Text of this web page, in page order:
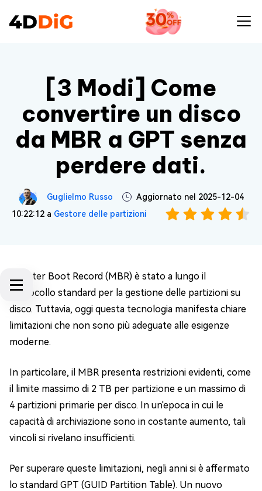
[3 Modi] Come
convertire un disco
da MBR a GPT senza
perdere dati.
Guglielmo Russo
Aggiornato nel 2025-12-04
10:22:12 a Gestore delle partizioni
l Master Boot Record (MBR) è stato a lungo il
protocollo standard per la gestione delle partizioni su
disco. Tuttavia, oggi questa tecnologia manifesta chiare
limitazioni che non sono più adeguate alle esigenze
moderne.
In particolare, il MBR presenta restrizioni evidenti, come
il limite massimo di 2 TB per partizione e un massimo di
4 partizioni primarie per disco. In un'epoca in cui le
capacità di archiviazione sono in costante aumento, tali
vincoli si rivelano insufficienti.
Per superare queste limitazioni, negli anni si è affermato
lo standard GPT (GUID Partition Table). Un nuovo